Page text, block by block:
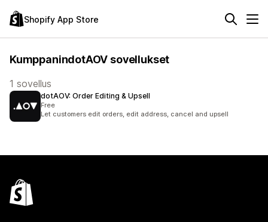
Shopify App Store
KumppanindotAOV sovellukset
1 sovellus
dotAOV: Order Editing & Upsell
Free
Let customers edit orders, edit address, cancel and upsell